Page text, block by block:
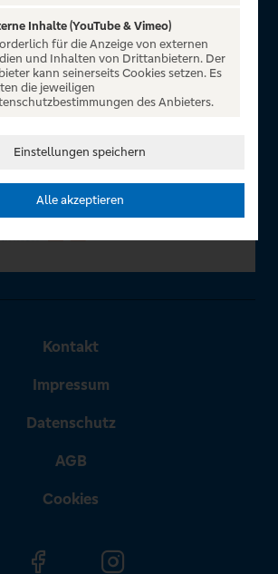
Volksbanken Raiffeisenbanken. Auf
Portal finden Sie Tickets für
Musicals und Shows, die
sowie die Champions League und die
mit
Kontakt
Impressum
Datenschutz
AGB
Cookies
Inhalte (YouTube & Vimeo)
für die Anzeige von externen
und Inhalten von Drittanbietern. Der
kann seinerseits Cookies setzen. Es
die jeweiligen
des Anbieters.
Einstellungen speichern
Alle akzeptieren